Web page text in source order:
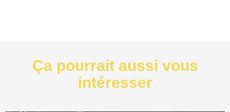
Ça pourrait aussi vous
intéresser